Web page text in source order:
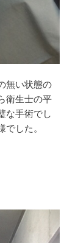
無い状態の
衛生士の平
な手術でし
した。